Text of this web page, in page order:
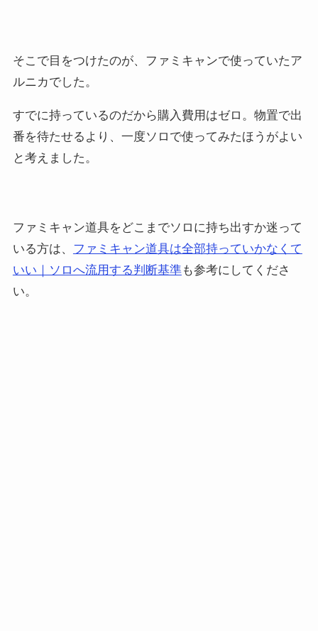
そこで目をつけたのが、ファミキャンで使っていたア
ルニカでした。
すでに持っているのだから購入費用はゼロ。物置で出
番を待たせるより、一度ソロで使ってみたほうがよい
と考えました。
ファミキャン道具をどこまでソロに持ち出すか迷って
いる方は、 ファミキャン道具は全部持っていかなくて
いい｜ソロへ流用する判断基準も参考にしてくださ
い。